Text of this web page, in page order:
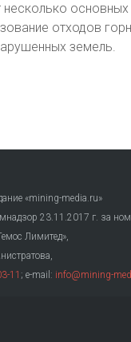
отходов
земель.
«mining-media.ru»
23.11.2017 г. за
Лимитед»,
11 ; e-mail: info@mining-